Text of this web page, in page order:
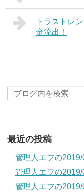
トラストレ
金流出！
最近の投稿
管理人エフの2019/
管理人エフの2019/
管理人エフの2019/